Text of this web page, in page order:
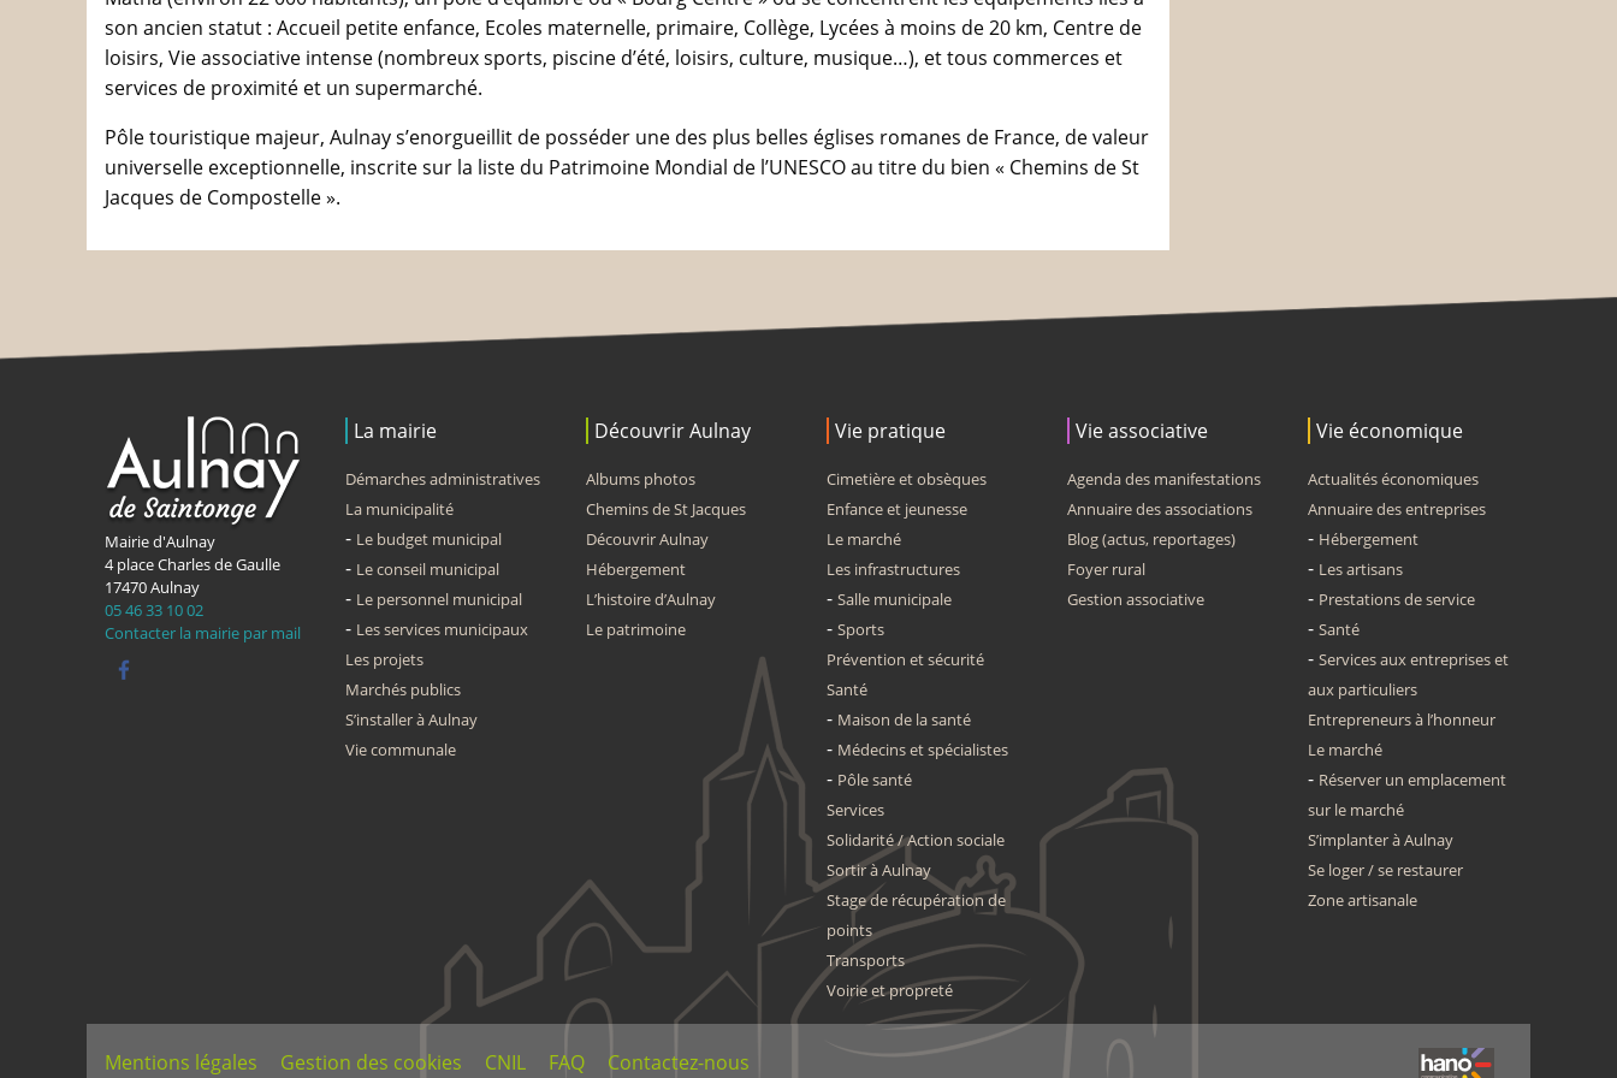
son ancien statut : Accueil petite enfance, Ecoles maternelle, primaire, Collège, Lycées à moins de 20 km, Centre de
loisirs, Vie associative intense (nombreux sports, piscine d’été, loisirs, culture, musique…), et tous commerces et
services de proximité et un supermarché.
Pôle touristique majeur, Aulnay s’enorgueillit de posséder une des plus belles églises romanes de France, de valeur
universelle exceptionnelle, inscrite sur la liste du Patrimoine Mondial de l’UNESCO au titre du bien « Chemins de St
Jacques de Compostelle ».
Mairie d'Aulnay
4 place Charles de Gaulle
17470Aulnay
05 46 33 10 02
Contacter la mairie par mail
La mairie
Démarches administratives
La municipalité
Le budget municipal
Le conseil municipal
Le personnel municipal
Les services municipaux
Les projets
Marchés publics
S’installer à Aulnay
Vie communale
Découvrir Aulnay
Albums photos
Chemins de St Jacques
Découvrir Aulnay
Hébergement
L’histoire d’Aulnay
Le patrimoine
Vie pratique
Cimetière et obsèques
Enfance et jeunesse
Le marché
Les infrastructures
Salle municipale
Sports
Prévention et sécurité
Santé
Maison de la santé
Médecins et spécialistes
Pôle santé
Services
Solidarité / Action sociale
Sortir à Aulnay
Stage de récupération de
points
Transports
Voirie et propreté
Vie associative
Agenda des manifestations
Annuaire des associations
Blog (actus, reportages)
Foyer rural
Gestion associative
Vie économique
Actualités économiques
Annuaire des entreprises
Hébergement
Les artisans
Prestations de service
Santé
Services aux entreprises et
aux particuliers
Entrepreneurs à l’honneur
Le marché
Réserver un emplacement
sur le marché
S’implanter à Aulnay
Se loger / se restaurer
Zone artisanale
Mentions légales Gestion des cookies CNIL FAQ Contactez-nous